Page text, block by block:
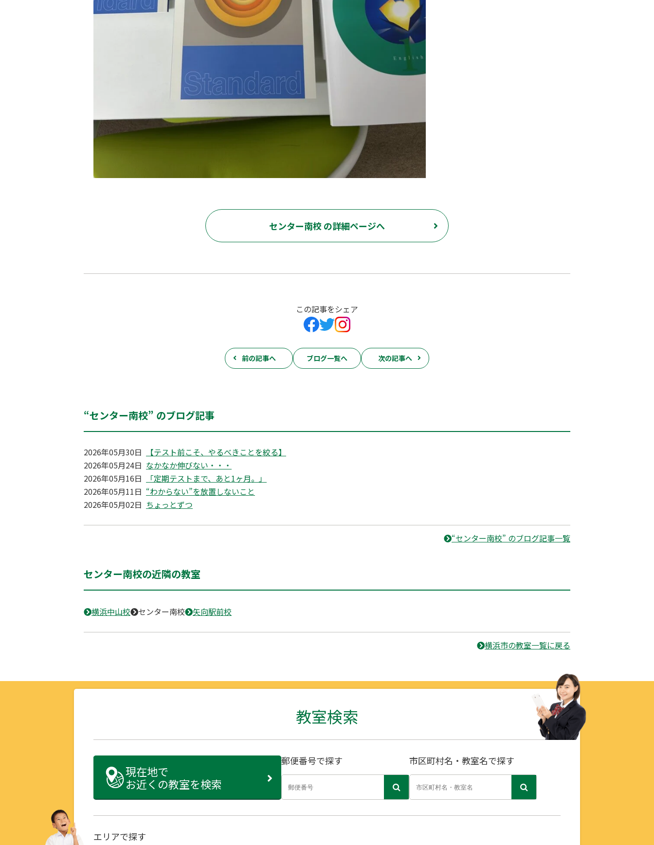
センター南校 の詳細ページへ
この記事をシェア
前の記事へ ブログ一覧へ 次の記事へ
“センター南校” のブログ記事
2026年05月30日
【テスト前こそ、やるべきことを絞る】
2026年05月24日 なかなか伸びない・・・
2026年05月16日
「定期テストまで、あと1ヶ月。」
2026年05月11日 “わからない”を放置しないこと
2026年05月02日 ちょっとずつ
“センター南校” のブログ記事一覧
センター南校の近隣の教室
横浜中山校 センター南校 矢向駅前校
横浜市の教室一覧に戻る
教室検索
現在地で
お近くの教室を検索
郵便番号で探す 市区町村名・教室名で探す
エリアで探す